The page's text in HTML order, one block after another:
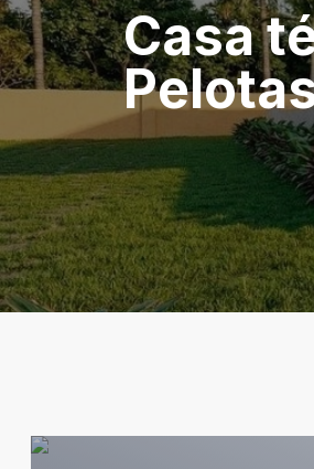
Casa